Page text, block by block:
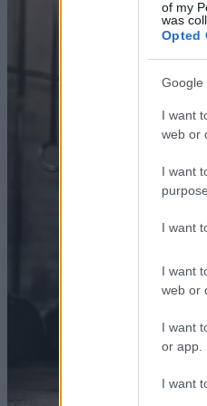
of my
was
Opted
Google
I want
web or
I want
I want
I want
web or
I want
or app.
I want